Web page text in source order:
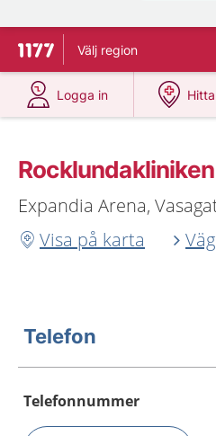
Till startsidan för 1177
Välj region
Logga in
på 1177.se
Rocklundakliniken
Expandia Arena,
Visa på karta
Telefon
Telefonnummer